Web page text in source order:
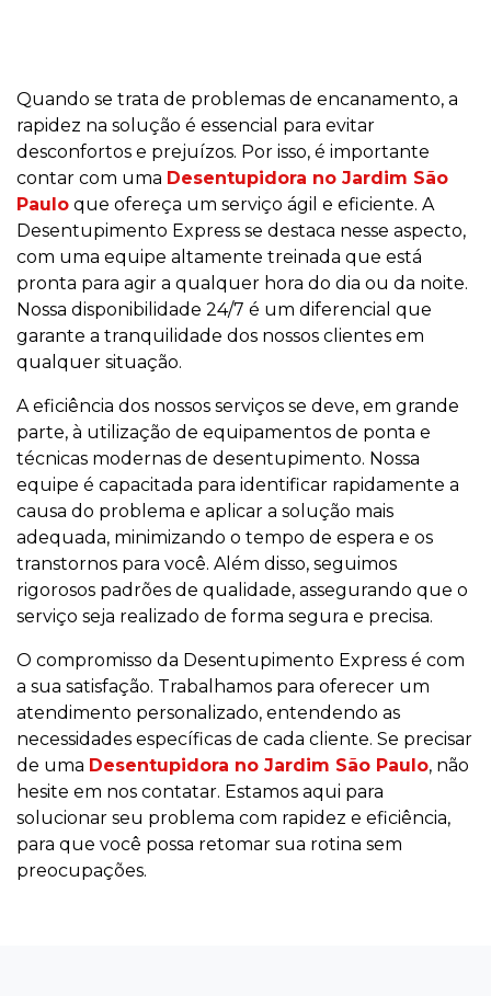
Quando se trata de problemas de encanamento, a
rapidez na solução é essencial para evitar
desconfortos e prejuízos. Por isso, é importante
contar com uma Desentupidora no Jardim São
Paulo que ofereça um serviço ágil e eficiente. A
Desentupimento Express se destaca nesse aspecto,
com uma equipe altamente treinada que está
pronta para agir a qualquer hora do dia ou da noite.
Nossa disponibilidade 24/7 é um diferencial que
garante a tranquilidade dos nossos clientes em
qualquer situação.
A eficiência dos nossos serviços se deve, em grande
parte, à utilização de equipamentos de ponta e
técnicas modernas de desentupimento. Nossa
equipe é capacitada para identificar rapidamente a
causa do problema e aplicar a solução mais
adequada, minimizando o tempo de espera e os
transtornos para você. Além disso, seguimos
rigorosos padrões de qualidade, assegurando que o
serviço seja realizado de forma segura e precisa.
O compromisso da Desentupimento Express é com
a sua satisfação. Trabalhamos para oferecer um
atendimento personalizado, entendendo as
necessidades específicas de cada cliente. Se precisar
de uma Desentupidora no Jardim São Paulo, não
hesite em nos contatar. Estamos aqui para
solucionar seu problema com rapidez e eficiência,
para que você possa retomar sua rotina sem
preocupações.